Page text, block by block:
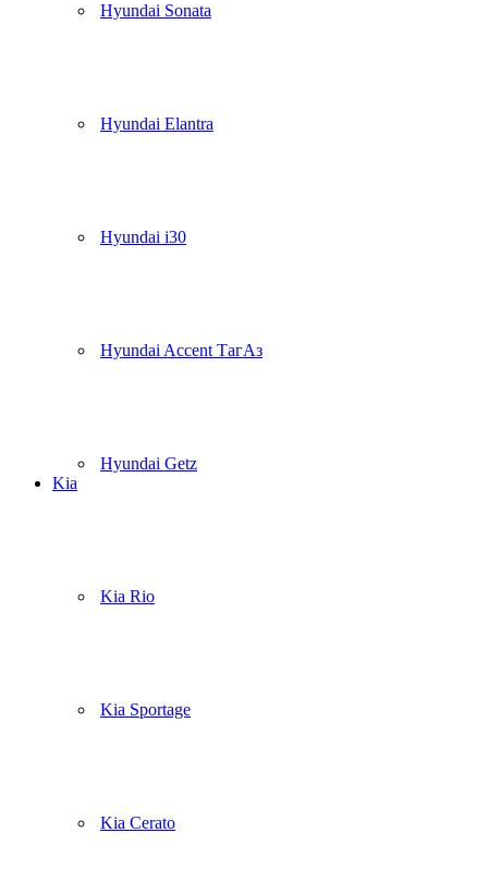
Hyundai Sonata
Hyundai Elantra
Hyundai i30
Hyundai Accent ТагАз
Hyundai Getz
Kia
Kia Rio
Kia Sportage
Kia Cerato